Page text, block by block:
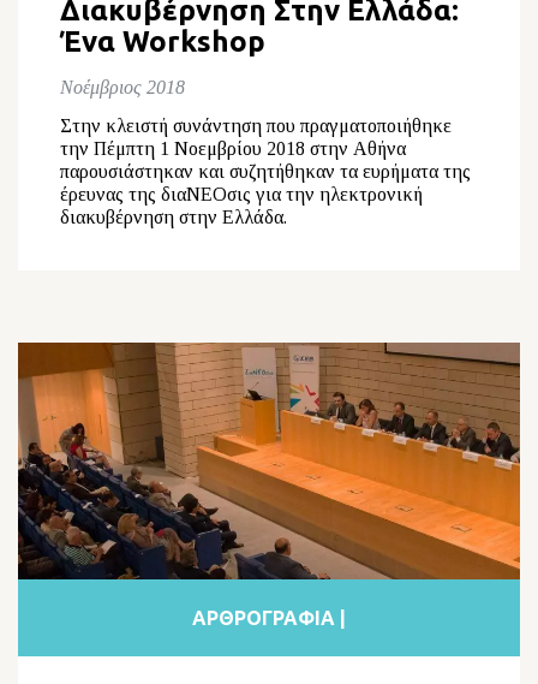
Διακυβέρνηση Στην Ελλάδα:
Ένα Workshop
Νοέμβριος 2018
Στην κλειστή συνάντηση που πραγματοποιήθηκε
την Πέμπτη 1 Νοεμβρίου 2018 στην Αθήνα
παρουσιάστηκαν και συζητήθηκαν τα ευρήματα της
έρευνας της διαΝΕΟσις για την ηλεκτρονική
διακυβέρνηση στην Ελλάδα.
ΑΡΘΡΟΓΡΑΦΙΑ |